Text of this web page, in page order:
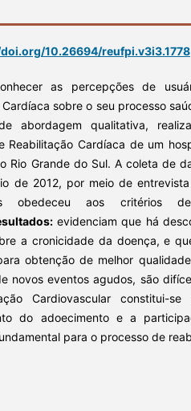
10.26694/reufpi.v3i3.1778
as percepções de
Cardíaca sobre o seu processo
abordagem qualitativa,
Reabilitação Cardíaca de um
Rio Grande do Sul. A coleta de
de 2012, por meio de
obedeceu aos critérios
evidenciam que há
a cronicidade da doença, e
obtenção de melhor
novos eventos agudos, são
Cardiovascular constitui-
do adoecimento e a
para o processo de